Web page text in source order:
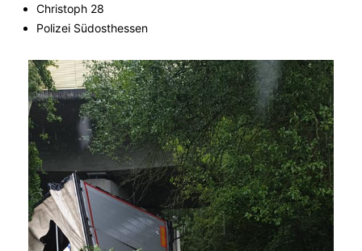
Christoph 28
Polizei Südosthessen